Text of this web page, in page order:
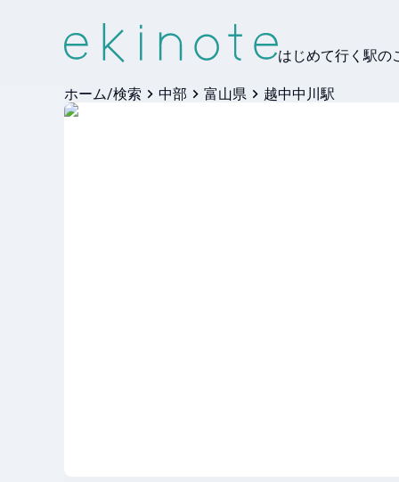
はじめて行く駅の
ホーム/検索 中部 富山県 越中中川駅